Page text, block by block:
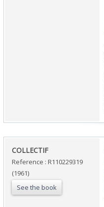
‎COLLECTIF‎
Reference : R110229319
(1961)
See the book